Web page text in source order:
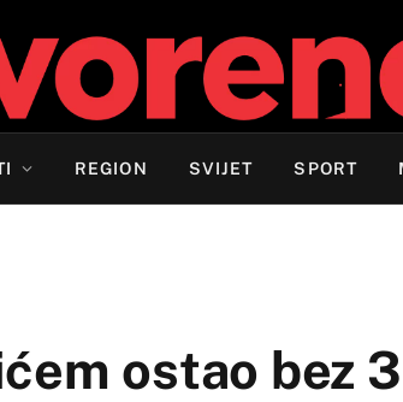
REGION SVIJET SPORT
ostao bez